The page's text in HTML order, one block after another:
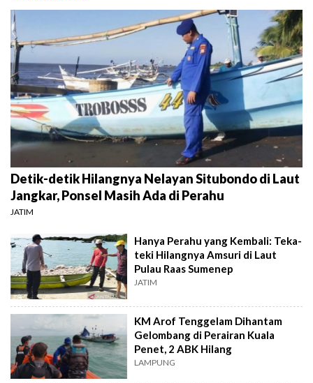
Detik-detik Hilangnya Nelayan Situbondo di Laut
Jangkar, Ponsel Masih Ada di Perahu
JATIM
Hanya Perahu yang Kembali: Teka-
teki Hilangnya Amsuri di Laut
Pulau Raas Sumenep
JATIM
KM Arof Tenggelam Dihantam
Gelombang di Perairan Kuala
Penet, 2 ABK Hilang
LAMPUNG